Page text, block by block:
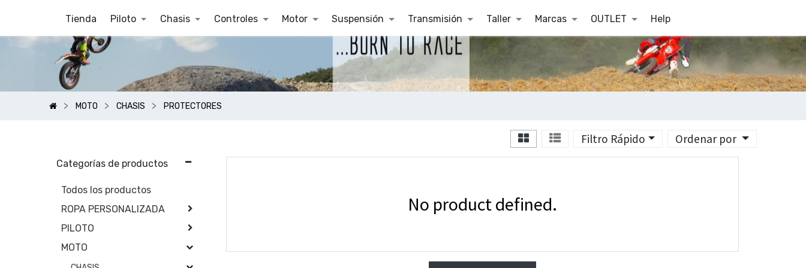
Tienda Piloto Chasis Controles Motor Suspensión Transmisión Taller Marcas OUTLET Help
MOTO CHASIS PROTECTORES
Ordenar por
Filtro Rápido
Categorías de productos
Todos los productos
ROPA PERSONALIZADA
PILOTO
MOTO
No product defined.